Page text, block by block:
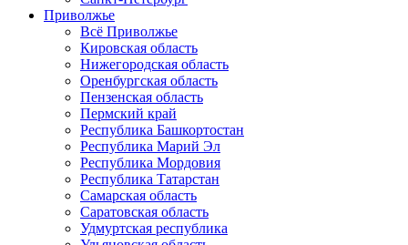
Приволжье
Всё Приволжье
Кировская область
Нижегородская область
Оренбургская область
Пензенская область
Пермский край
Республика Башкортостан
Республика Марий Эл
Республика Мордовия
Республика Татарстан
Самарская область
Саратовская область
Удмуртская республика